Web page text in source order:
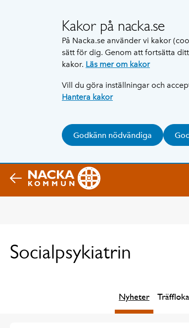
Kakor på nacka.se
På Nacka.se använder vi kakor
sätt för dig. Genom att fortsätta
kakor. Läs mer om kakor
Vill du göra inställningar och
Hantera kakor
Godkänn nödvändiga
Socialpsykiatrin
Nyheter